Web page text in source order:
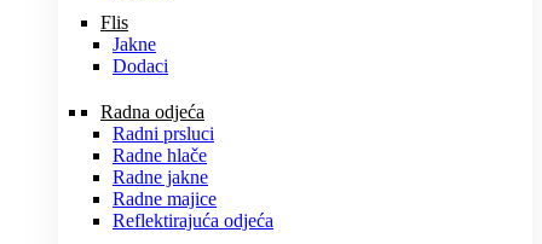
Flis
Jakne
Dodaci
Radna odjeća
Radni prsluci
Radne hlače
Radne jakne
Radne majice
Reflektirajuća odjeća